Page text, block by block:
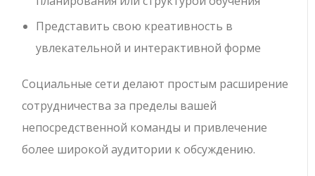
Представить свою креативность в
увлекательной и интерактивной форме
Социальные сети делают простым расширение
сотрудничества за пределы вашей
непосредственной команды и привлечение
более широкой аудитории к обсуждению.